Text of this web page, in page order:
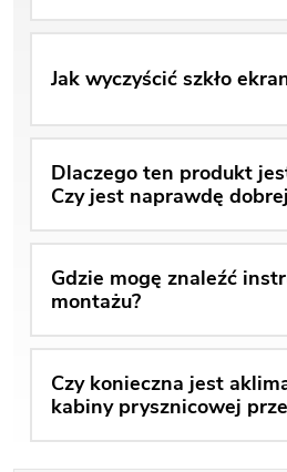
Jak wyczyścić szkło
Dlaczego ten produkt
Czy jest naprawdę
Gdzie mogę znaleźć
montażu?
Czy konieczna jest
kabiny prysznicowej